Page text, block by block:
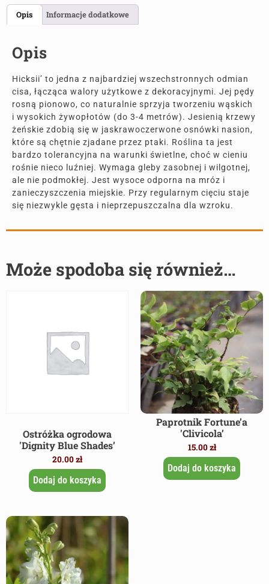
Opis Informacje dodatkowe
Opis
Hicksii’ to jedna z najbardziej wszechstronnych odmian
cisa, łącząca walory użytkowe z dekoracyjnymi. Jej pędy
rosną pionowo, co naturalnie sprzyja tworzeniu wąskich
i wysokich żywopłotów (do 3-4 metrów). Jesienią krzewy
żeńskie zdobią się w jaskrawoczerwone osnówki nasion,
które są chętnie zjadane przez ptaki. Roślina ta jest
bardzo tolerancyjna na warunki świetlne, choć w cieniu
rośnie nieco luźniej. Wymaga gleby zasobnej i wilgotnej,
ale nie podmokłej. Jest wysoce odporna na mróz i
zanieczyszczenia miejskie. Przy regularnym cięciu staje
się niezwykle gęsta i nieprzepuszczalna dla wzroku.
Może spodoba się również…
Ostróżka ogrodowa
'Dignity Blue Shades’
20.00zł
Dodaj do koszyka
Paprotnik Fortune’a
'Clivicola’
15.00zł
Dodaj do koszyka